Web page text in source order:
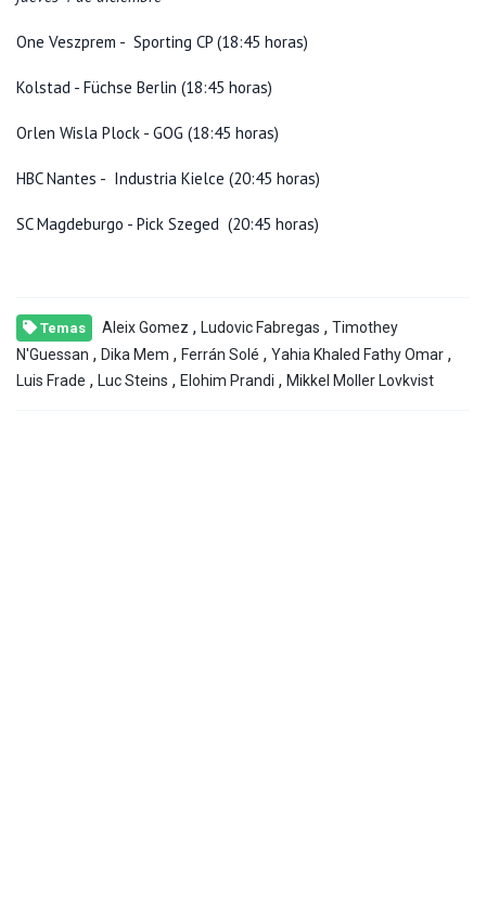
One Veszprem - Sporting CP (18:45 horas)
Kolstad - Füchse Berlin (18:45 horas)
Orlen Wisla Plock - GOG (18:45 horas)
HBC Nantes - Industria Kielce (20:45 horas)
SC Magdeburgo - Pick Szeged (20:45 horas)
Temas Aleix Gomez , Ludovic Fabregas , Timothey
N'Guessan , Dika Mem , Ferrán Solé , Yahia Khaled Fathy Omar ,
Luis Frade , Luc Steins , Elohim Prandi , Mikkel Moller Lovkvist